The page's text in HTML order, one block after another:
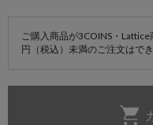
ご購入商品が3COINS・
円（税込）未満のご注文はでき